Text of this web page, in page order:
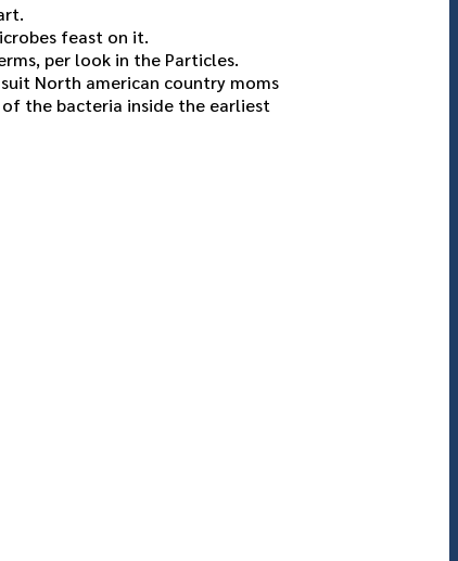
feast on it.
per look in the Particles.
North american country moms
the bacteria inside the earliest